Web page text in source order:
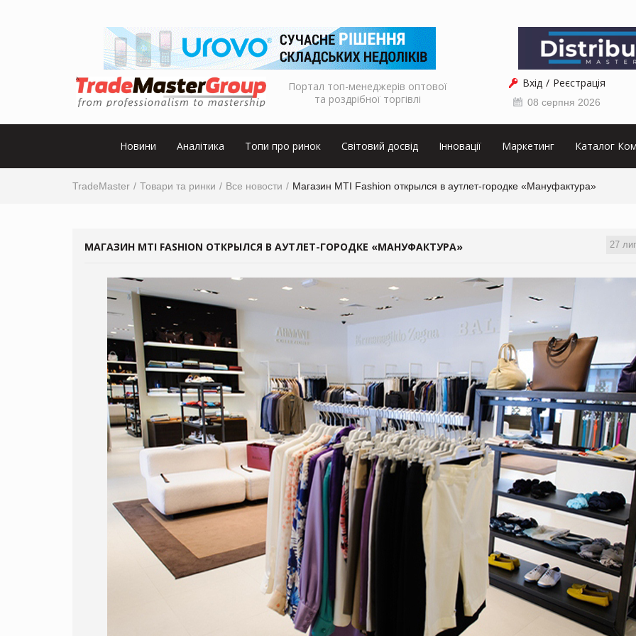
Портал топ-менеджерів оптової
та роздрібної торгівлі
Вхід Реєстрація
08 серпня 2026
Новини Аналітика Топи про ринок Світовий досвід Інновації Маркетинг Каталог
TradeMaster Товари та ринки Все новости Магазин MTI Fashion открылся в аутлет-городке «Мануфактура»
27
МАГАЗИН MTI FASHION ОТКРЫЛСЯ В АУТЛЕТ-ГОРОДКЕ «МАНУФАКТУРА»